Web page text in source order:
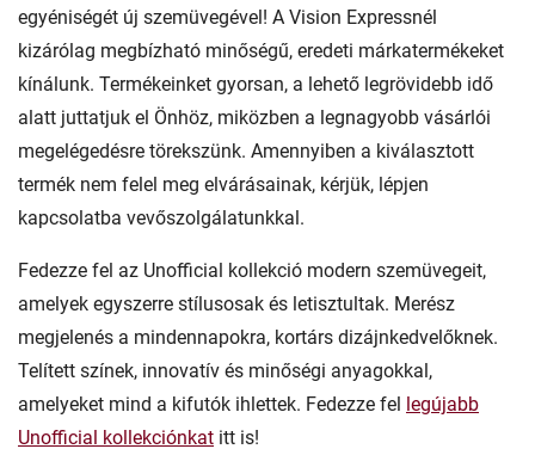
egyéniségét új szemüvegével! A Vision Expressnél
kizárólag megbízható minőségű, eredeti márkatermékeket
kínálunk. Termékeinket gyorsan, a lehető legrövidebb idő
alatt juttatjuk el Önhöz, miközben a legnagyobb vásárlói
megelégedésre törekszünk. Amennyiben a kiválasztott
termék nem felel meg elvárásainak, kérjük, lépjen
kapcsolatba vevőszolgálatunkkal.
Fedezze fel az Unofficial kollekció modern szemüvegeit,
amelyek egyszerre stílusosak és letisztultak. Merész
megjelenés a mindennapokra, kortárs dizájnkedvelőknek.
Telített színek, innovatív és minőségi anyagokkal,
amelyeket mind a kifutók ihlettek. Fedezze fel legújabb
Unofficial kollekciónkat itt is!